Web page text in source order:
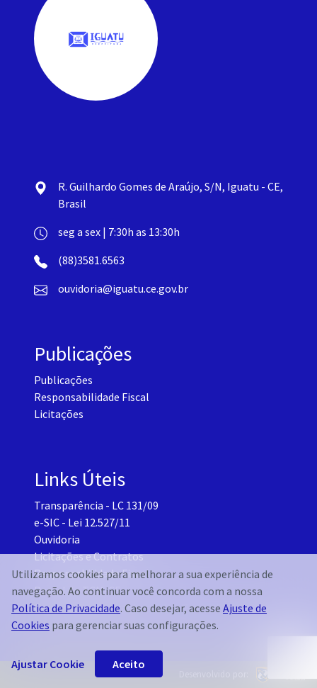
R. Guilhardo Gomes de Araújo, S/N, Iguatu - CE,
Brasil
seg a sex | 7:30h as 13:30h
(88)3581.6563
ouvidoria@iguatu.ce.gov.br
Publicações
Publicações
Responsabilidade Fiscal
Licitações
Links Úteis
Transparência - LC 131/09
e-SIC - Lei 12.527/11
Ouvidoria
Licitações e Contratos
Responsabilidade Fiscal
Portal do TCM-CE
Governo Transparente - Setor Pessoal
Utilizamos cookies para melhorar a sua experiência de
navegação. Ao continuar você concorda com a nossa
Política de Privacidade. Caso desejar, acesse Ajuste de
Cookies para gerenciar suas configurações.
Ajustar Cookie Aceito